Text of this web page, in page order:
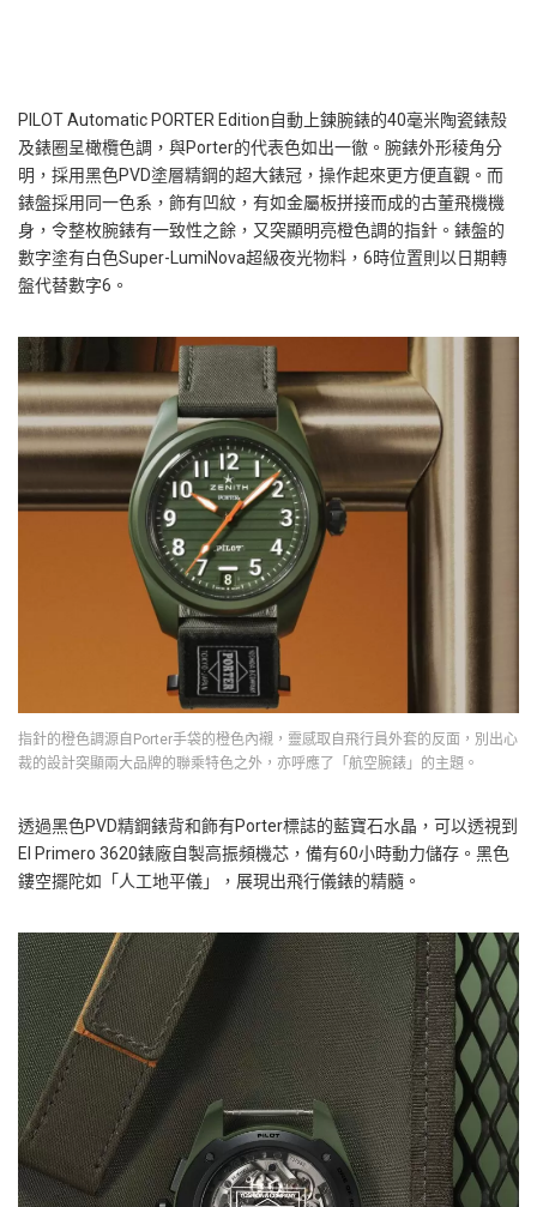
PILOT Automatic PORTER Edition自動上鍊腕錶的40毫米陶瓷錶殼
及錶圈呈橄欖色調，與Porter的代表色如出一徹。腕錶外形稜角分
明，採用黑色PVD塗層精鋼的超大錶冠，操作起來更方便直觀。而
錶盤採用同一色系，飾有凹紋，有如金屬板拼接而成的古董飛機機
身，令整枚腕錶有一致性之餘，又突顯明亮橙色調的指針。錶盤的
數字塗有白色Super-LumiNova超級夜光物料，6時位置則以日期轉
盤代替數字6。
指針的橙色調源自Porter手袋的橙色內襯，靈感取自飛行員外套的反面，別出心
裁的設計突顯兩大品牌的聯乘特色之外，亦呼應了「航空腕錶」的主題。
透過黑色PVD精鋼錶背和飾有Porter標誌的藍寶石水晶，可以透視到
El Primero 3620錶廠自製高振頻機芯，備有60小時動力儲存。黑色
鏤空擺陀如「人工地平儀」，展現出飛行儀錶的精髓。